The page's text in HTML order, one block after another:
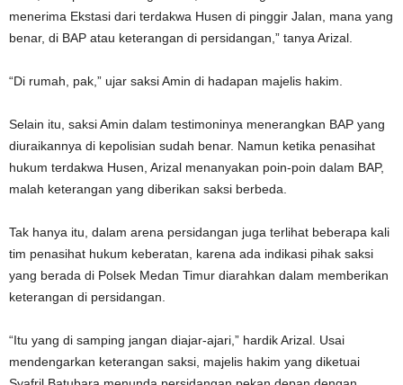
menerima Ekstasi dari terdakwa Husen di pinggir Jalan, mana yang
benar, di BAP atau keterangan di persidangan,” tanya Arizal.
“Di rumah, pak,” ujar saksi Amin di hadapan majelis hakim.
Selain itu, saksi Amin dalam testimoninya menerangkan BAP yang
diuraikannya di kepolisian sudah benar. Namun ketika penasihat
hukum terdakwa Husen, Arizal menanyakan poin-poin dalam BAP,
malah keterangan yang diberikan saksi berbeda.
Tak hanya itu, dalam arena persidangan juga terlihat beberapa kali
tim penasihat hukum keberatan, karena ada indikasi pihak saksi
yang berada di Polsek Medan Timur diarahkan dalam memberikan
keterangan di persidangan.
“Itu yang di samping jangan diajar-ajari,” hardik Arizal. Usai
mendengarkan keterangan saksi, majelis hakim yang diketuai